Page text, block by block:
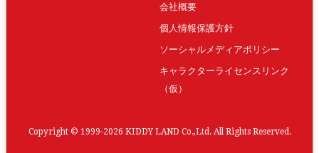
会社概要
個人情報保護方針
ソーシャルメディアポリシー
キャラクターライセンスリンク
（仮）
Copyright © 1999-2026 KIDDY LAND Co.,Ltd. All Rights Reserved.